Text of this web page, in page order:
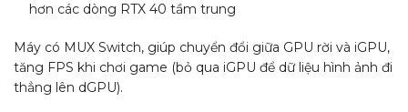
hơn các dòng RTX 40 tầm trung
Máy có MUX Switch, giúp chuyển đổi giữa GPU rời và iGPU,
tăng FPS khi chơi game (bỏ qua iGPU để dữ liệu hình ảnh đi
thẳng lên dGPU).